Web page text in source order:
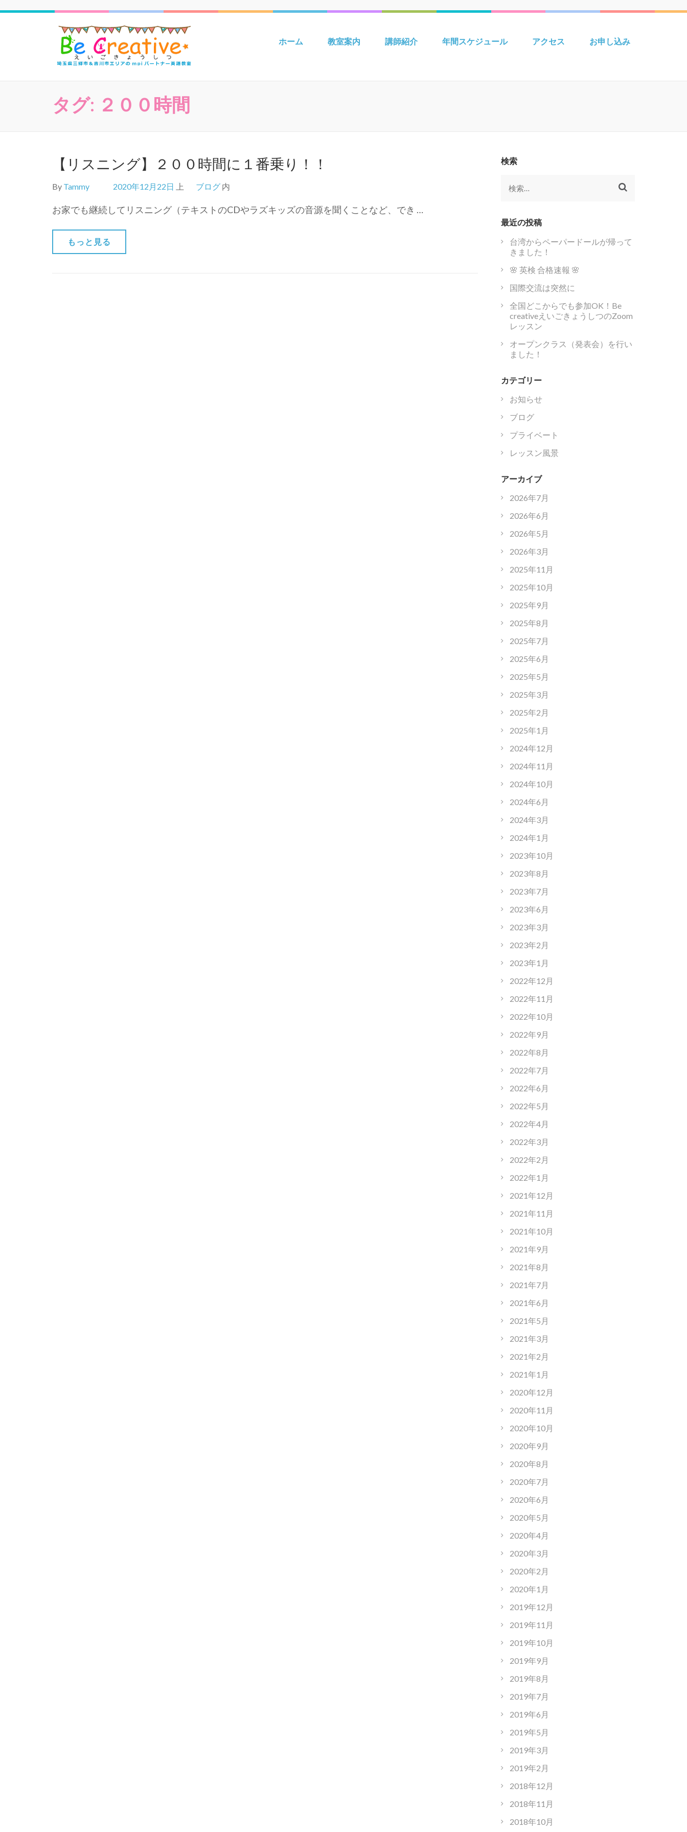
三郷 吉川 mpiパートナー英語教室 Be Creative えいごきょうしつ
ホーム 教室案内 講師紹介 年間スケジュール アクセス お申し込み
タグ: ２００時間
【リスニング】２００時間に１番乗り！！
By Tammy 2020年12月22日 上 ブログ 内
お家でも継続してリスニング（テキストのCDやラズキッズの音源を聞くことなど、でき …
もっと見る
検索
検
最近の投稿
台湾からペーパードールが帰って
きました！
🌸 英検 合格速報 🌸
国際交流は突然に
全国どこからでも参加OK！Be
creativeえいごきょうしつのZoom
レッスン
オープンクラス（発表会）を行い
ました！
カテゴリー
お知らせ
ブログ
プライベート
レッスン風景
アーカイブ
2026年7月
2026年6月
2026年5月
2026年3月
2025年11月
2025年10月
2025年9月
2025年8月
2025年7月
2025年6月
2025年5月
2025年3月
2025年2月
2025年1月
2024年12月
2024年11月
2024年10月
2024年6月
2024年3月
2024年1月
2023年10月
2023年8月
2023年7月
2023年6月
2023年3月
2023年2月
2023年1月
2022年12月
2022年11月
2022年10月
2022年9月
2022年8月
2022年7月
2022年6月
2022年5月
2022年4月
2022年3月
2022年2月
2022年1月
2021年12月
2021年11月
2021年10月
2021年9月
2021年8月
2021年7月
2021年6月
2021年5月
2021年3月
2021年2月
2021年1月
2020年12月
2020年11月
2020年10月
2020年9月
2020年8月
2020年7月
2020年6月
2020年5月
2020年4月
2020年3月
2020年2月
2020年1月
2019年12月
2019年11月
2019年10月
2019年9月
2019年8月
2019年7月
2019年6月
2019年5月
2019年3月
2019年2月
2018年12月
2018年11月
2018年10月